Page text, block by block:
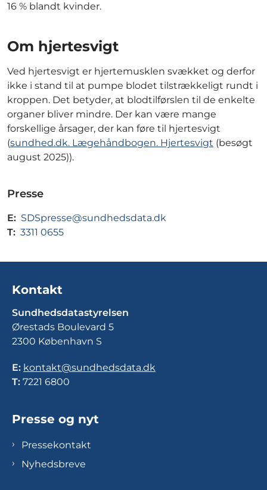
16 % blandt kvinder.
Om hjertesvigt
Ved hjertesvigt er hjertemusklen svækket og derfor
ikke i stand til at pumpe blodet tilstrækkeligt rundt i
kroppen. Det betyder, at blodtilførslen til de enkelte
organer bliver mindre. Der kan være mange
forskellige årsager, der kan føre til hjertesvigt
(sundhed.dk. Lægehåndbogen. Hjertesvigt (besøgt
august 2025)).
Presse
E: SDSpresse@sundhedsdata.dk
T: 3311 0655
Kontakt
Sundhedsdatastyrelsen
Ørestads Boulevard 5
2300 København S
E: kontakt@sundhedsdata.dk
T: 7221 6800
Presse og nyt
Pressekontakt
Nyhedsbreve